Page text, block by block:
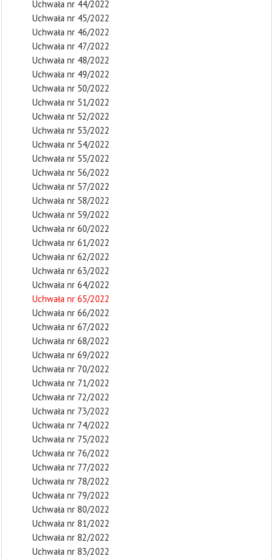
Uchwała nr 44/2022
Uchwała nr 45/2022
Uchwała nr 46/2022
Uchwała nr 47/2022
Uchwała nr 48/2022
Uchwała nr 49/2022
Uchwała nr 50/2022
Uchwała nr 51/2022
Uchwała nr 52/2022
Uchwała nr 53/2022
Uchwała nr 54/2022
Uchwała nr 55/2022
Uchwała nr 56/2022
Uchwała nr 57/2022
Uchwała nr 58/2022
Uchwała nr 59/2022
Uchwała nr 60/2022
Uchwała nr 61/2022
Uchwała nr 62/2022
Uchwała nr 63/2022
Uchwała nr 64/2022
Uchwała nr 65/2022
Uchwała nr 66/2022
Uchwała nr 67/2022
Uchwała nr 68/2022
Uchwała nr 69/2022
Uchwała nr 70/2022
Uchwała nr 71/2022
Uchwała nr 72/2022
Uchwała nr 73/2022
Uchwała nr 74/2022
Uchwała nr 75/2022
Uchwała nr 76/2022
Uchwała nr 77/2022
Uchwała nr 78/2022
Uchwała nr 79/2022
Uchwała nr 80/2022
Uchwała nr 81/2022
Uchwała nr 82/2022
Uchwała nr 83/2022